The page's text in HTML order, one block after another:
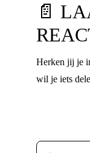
📄
Herken jij je
wil je iets